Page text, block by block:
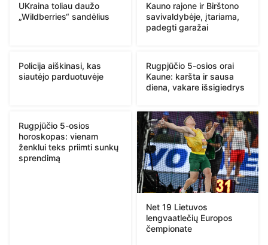
UKraina toliau daužo
„Wildberries“ sandėlius
Kauno rajone ir Birštono
savivaldybėje, įtariama,
padegti garažai
Policija aiškinasi, kas
siautėjo parduotuvėje
Rugpjūčio 5-osios orai
Kaune: karšta ir sausa
diena, vakare išsigiedrys
Rugpjūčio 5-osios
horoskopas: vienam
ženklui teks priimti sunkų
sprendimą
Net 19 Lietuvos
lengvaatlečių Europos
čempionate